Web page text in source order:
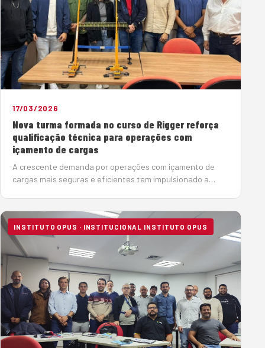
17/03/2026
Nova turma formada no curso de Rigger reforça
qualificação técnica para operações com
içamento de cargas
A crescente demanda por operações com içamento de
cargas mais seguras e eficientes tem impulsionado a
da Sobratema, concluiu…
INSTITUTO OPUS · INSTITUCIONAL INSTITUTO OPUS